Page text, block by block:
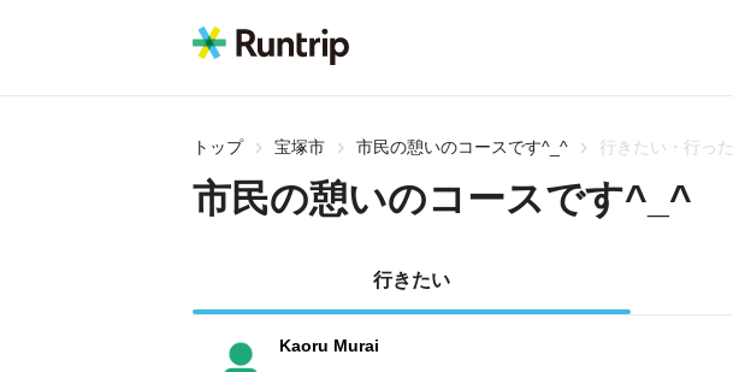
トップ 宝塚市 市民の憩いのコースです^_^ 行きたい・行った
市民の憩いのコースです^_^
行きたい
Kaoru Murai